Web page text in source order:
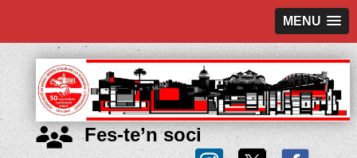
MENU
Fes-te’n soci